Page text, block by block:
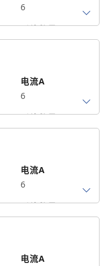
6
引线数量
4
146
电流A
6
引线数量
4
178
电流A
6
引线数量
4
150
电流A